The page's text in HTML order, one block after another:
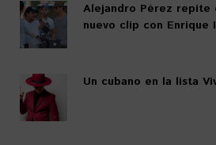
Alejandro Pérez repite
nuevo clip con Enrique
Un cubano en la lista